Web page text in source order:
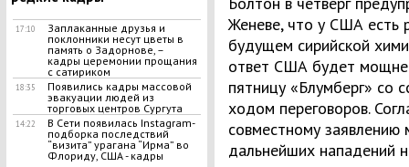
17:10
Заплаканные друзья и
поклонники несут цветы в
память о Задорнове, –
кадры церемонии прощания
с сатириком
18:35
Появились кадры массовой
эвакуации людей из
торговых центров Сургута
14:22
В Сети появилась Іnstagram-
подборка последствий
“визита” урагана “Ирма” во
Флориду, США - кадры
Женеве, что у США есть
будущем сирийской
ответ США будет
пятницу «Блумберг» со
ходом переговоров.
совместному
дальнейших нападений